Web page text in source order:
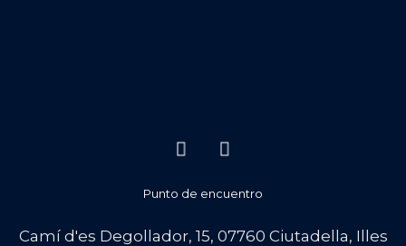
Punto de encuentro
Camí d'es Degollador, 15, 07760 Ciutadella, Illes